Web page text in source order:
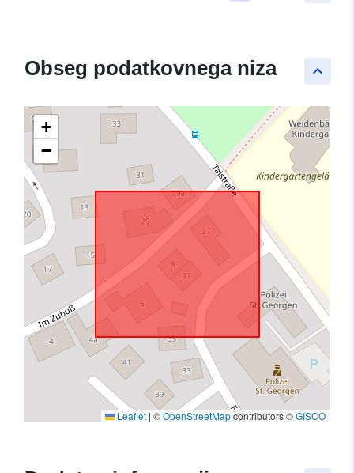
keyboard_arrow_up
Obseg podatkovnega niza
+
−
Leaflet | ©OpenStreetMapcontributors ©GISCO